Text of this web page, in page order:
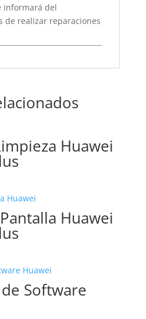
informará del
de realizar reparaciones
Huawei
Huawei
Software